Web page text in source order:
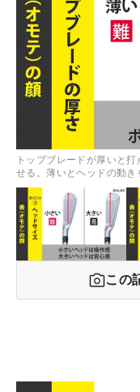
トップブレードが厚いと
せる。薄いとヘッドの動
この